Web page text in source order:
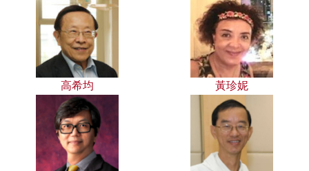
高希均 黃珍妮